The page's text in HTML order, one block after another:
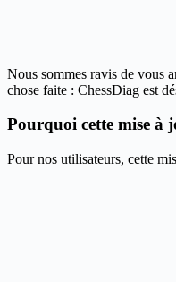
Nous sommes ravis de vous
chose faite : ChessDiag est
Pourquoi cette mise à
Pour nos utilisateurs, cette